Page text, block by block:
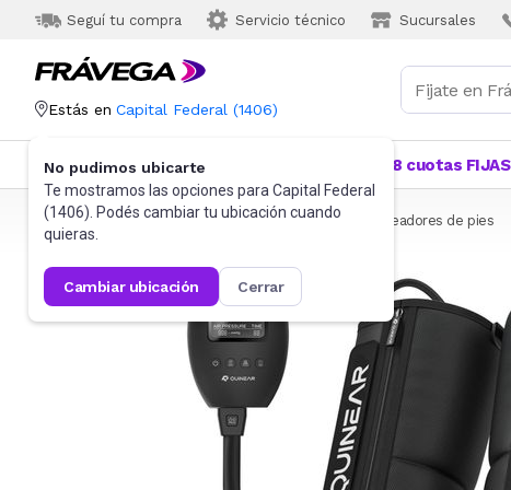
Seguí tu compra Servicio técnico Sucursales
Estás en Capital Federal (1406)
No pudimos ubicarte
Te mostramos las opciones para Capital Federal
(1406). Podés cambiar tu ubicación cuando
quieras.
cambiar ubicación cerrar
Categorías Más Vendidos 18 cuotas FIJAS
Frávega Salud y Bienestar Masajeadores Masajeadores de pies